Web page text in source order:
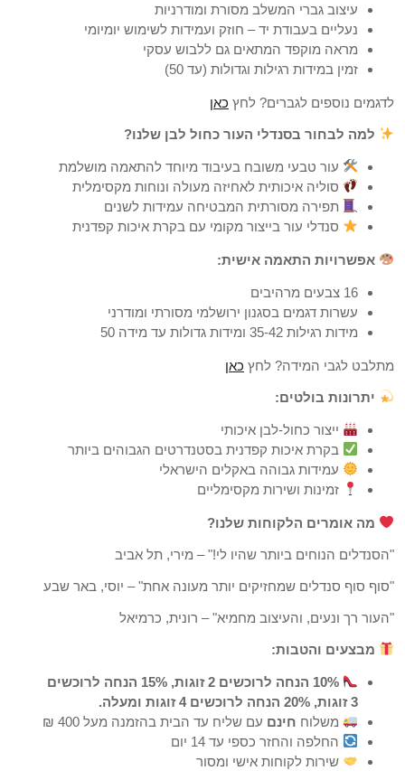
עיצוב גברי המשלב מסורת ומודרניות
נעליים בעבודת יד – חוזק ועמידות לשימוש יומיומי
מראה מוקפד המתאים גם ללבוש עסקי
זמין במידות רגילות וגדולות (עד 50)
לדגמים נוספים לגברים? לחץ כאן
למה לבחור בסנדלי העור כחול לבן שלנו?
עור טבעי משובח בעיבוד מיוחד להתאמה מושלמת
סוליה איכותית לאחיזה מעולה ונוחות מקסימלית
תפירה מסורתית המבטיחה עמידות לשנים
סנדלי עור בייצור מקומי עם בקרת איכות קפדנית
אפשרויות התאמה אישית:
16 צבעים מרהיבים
עשרות דגמים בסגנון ירושלמי מסורתי ומודרני
מידות רגילות 35-42 ומידות גדולות עד מידה 50
מתלבט לגבי המידה? לחץ כאן
יתרונות בולטים:
ייצור כחול-לבן איכותי
בקרת איכות קפדנית בסטנדרטים הגבוהים ביותר
עמידות גבוהה באקלים הישראלי
זמינות ושירות מקסימליים
מה אומרים הלקוחות שלנו?
"הסנדלים הנוחים ביותר שהיו לי!" – מירי, תל אביב
"סוף סוף סנדלים שמחזיקים יותר מעונה אחת" – יוסי, באר שבע
"העור רך ונעים, והעיצוב מחמיא" – רונית, כרמיאל
מבצעים והטבות:
10% הנחה לרוכשים 2 זוגות, 15% הנחה לרוכשים
3 זוגות, 20% הנחה לרוכשים 4 זוגות ומעלה.
משלוח חינם עם שליח עד הבית בהזמנה מעל 400 ₪
החלפה והחזר כספי עד 14 יום
שירות לקוחות אישי ומסור